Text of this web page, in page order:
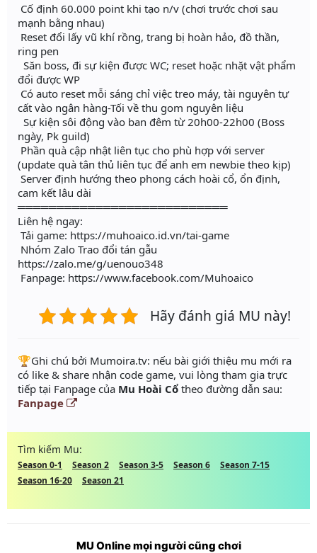
Cố định 60.000 point khi tạo n/v (chơi trước chơi sau
mạnh bằng nhau)
Reset đổi lấy vũ khí rồng, trang bị hoàn hảo, đồ thần,
ring pen
Săn boss, đi sự kiện được WC; reset hoặc nhặt vật phẩm
đổi được WP
Có auto reset mỗi sáng chỉ việc treo máy, tài nguyên tự
cất vào ngân hàng-Tối về thu gom nguyên liệu
Sự kiện sôi động vào ban đêm từ 20h00-22h00 (Boss
ngày, Pk guild)
Phần quà cập nhật liên tục cho phù hợp với server
(update quà tân thủ liên tục để anh em newbie theo kịp)
Server định hướng theo phong cách hoài cổ, ổn định,
cam kết lâu dài
═══════════════════════════
Liên hệ ngay:
Tải game: https://muhoaico.id.vn/tai-game
Nhóm Zalo Trao đổi tán gẫu
https://zalo.me/g/uenouo348
Fanpage: https://www.facebook.com/Muhoaico
Hãy đánh giá MU này!
️🏆Ghi chú bởi Mumoira.tv: nếu bài giới thiệu mu mới ra
có like & share nhận code game, vui lòng tham gia trực
tiếp tại Fanpage của Mu Hoài Cổ theo đường dẫn sau:
Fanpage
Tìm kiếm Mu:
Season 0-1 Season 2 Season 3-5 Season 6
Season 7-15
Season 16-20
Season 21
MU Online mọi người cũng chơi